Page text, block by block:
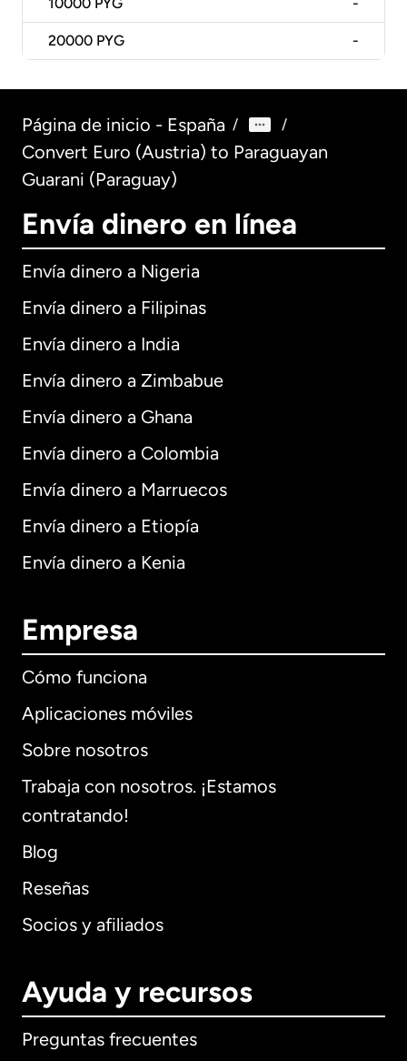
10000 PYG -
20000 PYG -
Página de inicio - España / /
Convert Euro (Austria) to Paraguayan
Guarani (Paraguay)
Envía dinero en línea
Envía dinero a Nigeria
Envía dinero a Filipinas
Envía dinero a India
Envía dinero a Zimbabue
Envía dinero a Ghana
Envía dinero a Colombia
Envía dinero a Marruecos
Envía dinero a Etiopía
Envía dinero a Kenia
Empresa
Cómo funciona
Aplicaciones móviles
Sobre nosotros
Trabaja con nosotros. ¡Estamos
contratando!
Blog
Reseñas
Socios y afiliados
Ayuda y recursos
Preguntas frecuentes